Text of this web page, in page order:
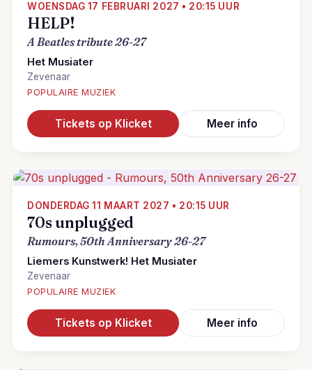
WOENSDAG 17 FEBRUARI 2027 • 20:15 UUR
HELP!
A Beatles tribute 26-27
Het Musiater
Zevenaar
POPULAIRE MUZIEK
Tickets op Klicket Meer info
DONDERDAG 11 MAART 2027 • 20:15 UUR
70s unplugged
Rumours, 50th Anniversary 26-27
Liemers Kunstwerk! Het Musiater
Zevenaar
POPULAIRE MUZIEK
Tickets op Klicket Meer info